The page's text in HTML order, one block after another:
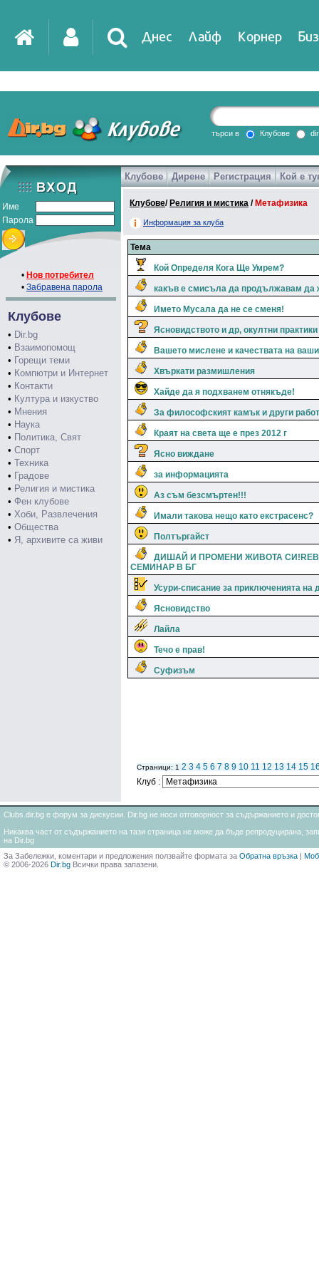
Днес Лайф Корнер
DirTV Impressio
Games
търси в Клубове
Име
Парола
• Нов потребител
• Забравена парола
Клубове
• Dir.bg
• Взаимопомощ
• Горещи теми
• Компютри и Интернет
• Контакти
• Култура и изкуство
• Мнения
• Наука
• Политика, Свят
• Спорт
• Техника
• Градове
• Религия и мистика
• Фен клубове
• Хоби, Развлечения
• Общества
• Я, архивите са живи
Клубове Дирене Регистрация Кой е
Клубове/ Религия и мистика / Метафизика
Информация за клуба
Тема
Кой Определя Кога Ще Умрем?
какъв е смисъла да продължавам да
Името Мусала да не се сменя!
Ясновидството и др, окултни практики
Вашето мислене и качествата на
Хвъркати размишления
Хайде да я подхванем отнякъде!
За философският камък и други
Краят на света ще е през 2012 г
Ясно виждане
за информацията
Аз съм безсмъртен!!!
Имали такова нещо като екстрасенс?
Полтъргайст
ДИШАЙ И ПРОМЕНИ ЖИВОТА
СЕМИНАР В БГ
Усури-списание за приключенията на
Ясновидство
Лайла
Течо е прав!
Суфизъм
Страници: 1 2 3 4 5 6 7 8 9 10 11 12 13 14 15
Клуб :
Clubs.dir.bg е форум за дискусии. Dir.bg не носи отговорност за съдържанието и
Никаква част от съдържанието на тази страница не може да бъде репродуцирана,
на Dir.bg
За Забележки, коментари и предложения ползвайте формата за Обратна връзка |
© 2006-2026 Dir.bg Всички права запазени.